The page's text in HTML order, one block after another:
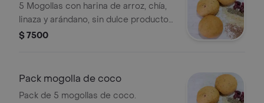
5 Mogollas con harina de arroz, chía,
linaza y arándano, sin dulce producto
vegano, sin gluten.
$ 7500
Pack mogolla de coco
Pack de 5 mogollas de coco.